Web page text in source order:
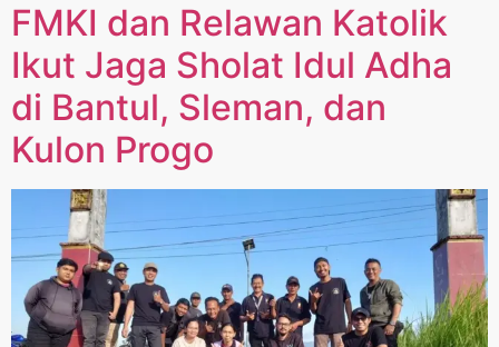
FMKI dan Relawan Katolik
Ikut Jaga Sholat Idul Adha
di Bantul, Sleman, dan
Kulon Progo